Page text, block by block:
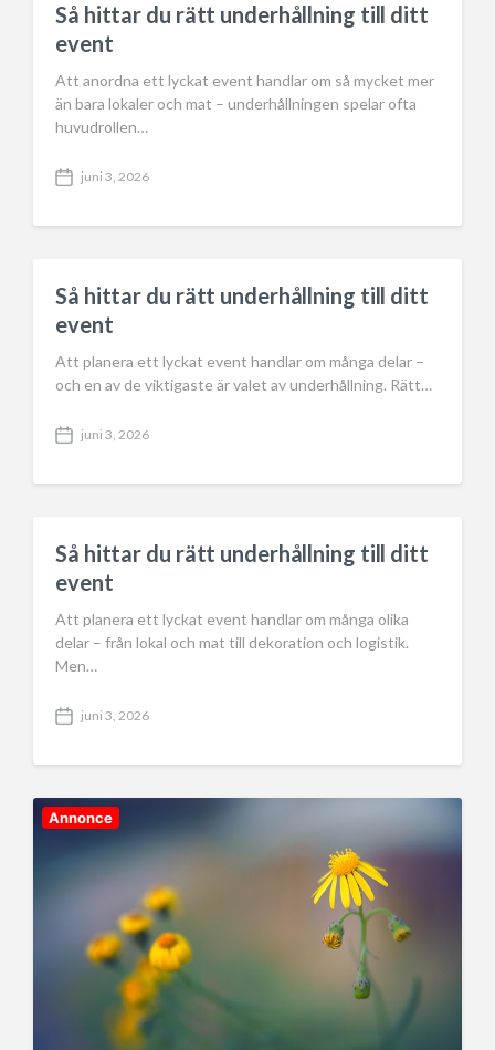
Så hittar du rätt underhållning till ditt
event
Att anordna ett lyckat event handlar om så mycket mer
än bara lokaler och mat – underhållningen spelar ofta
huvudrollen…
P
s
a
t
e
juni 3, 2026
Så hittar du rätt underhållning till ditt
event
Att planera ett lyckat event handlar om många delar –
och en av de viktigaste är valet av underhållning. Rätt…
P
s
a
t
e
juni 3, 2026
Så hittar du rätt underhållning till ditt
event
Att planera ett lyckat event handlar om många olika
delar – från lokal och mat till dekoration och logistik.
Men…
P
s
d
a
juni 3, 2026
Annonce